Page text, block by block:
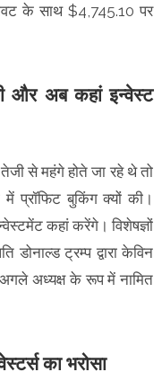
के साथ $4,745.10 पर
और अब कहां इन्वेस्ट
से महंगे होते जा रहे थे तो
प्रॉफिट बुकिंग क्यों की।
कहां करेंगे। विशेषज्ञों
डोनाल्ड ट्रम्प द्वारा केविन
अध्यक्ष के रूप में नामित
का भरोसा